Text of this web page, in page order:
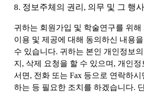
8. 정보주체의 권리, 의무 및 그 행
귀하는 회원가입 및 학술연구를 위해
이용 및 제공에 대해 동의하신 내용
수 있습니다. 귀하는 본인 개인정보
지, 삭제 요청을 할 수 있으며, 개인정
서면, 전화 또는 Fax 등으로 연락하시
하는 등 필요한 조치를 하겠습니다.